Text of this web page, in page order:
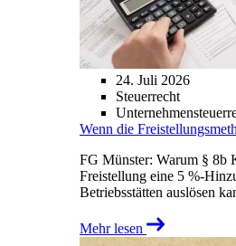
24. Juli 2026
Steuerrecht
Wenn die
FG Münster: Warum § 8b
Freistellung eine 5 %-
Betriebsstätten auslösen
Mehr lesen